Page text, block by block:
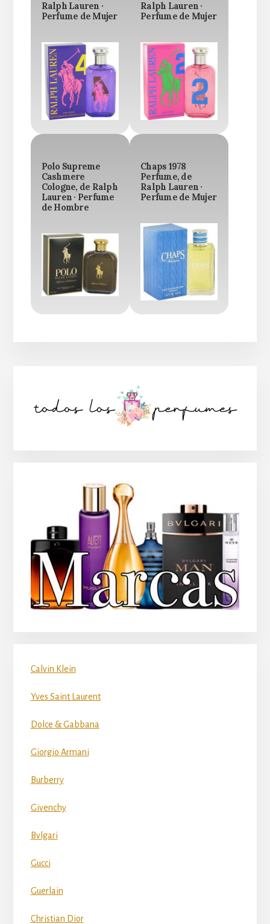
Ralph Lauren ·
Perfume de Mujer
Ralph Lauren ·
Perfume de Mujer
Polo Supreme
Cashmere
Cologne, de Ralph
Lauren · Perfume
de Hombre
Chaps 1978
Perfume, de
Ralph Lauren ·
Perfume de Mujer
lateral
Calvin Klein
Yves Saint Laurent
Dolce & Gabbana
Giorgio Armani
Burberry
Givenchy
Bvlgari
Gucci
Guerlain
Christian Dior